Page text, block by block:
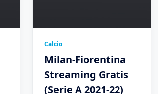
Calcio
Milan-Fiorentina
Streaming Gratis
(Serie A 2021-22)